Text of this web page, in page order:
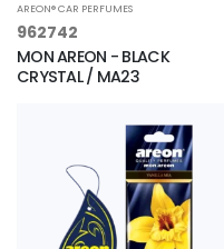
AREON® CAR PERFUMES
962742
MON AREON - BLACK
CRYSTAL / MA23